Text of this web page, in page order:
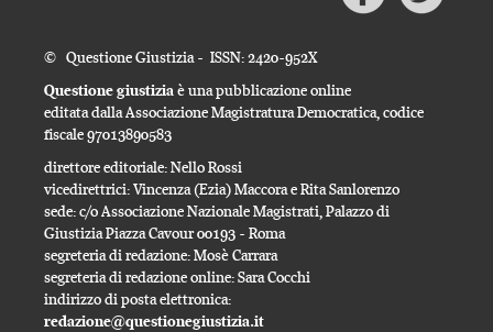
© Questione Giustizia - ISSN: 2420-952X
Questione giustiziaè una pubblicazione online
editata dalla Associazione Magistratura Democratica, codice
fiscale 97013890583
direttore editoriale: Nello Rossi
vicedirettrici: Vincenza (Ezia) Maccora e Rita Sanlorenzo
sede: c/o Associazione Nazionale Magistrati, Palazzo di
Giustizia Piazza Cavour 00193 - Roma
segreteria di redazione: Mosè Carrara
segreteria di redazione online: Sara Cocchi
indirizzo di posta elettronica:
redazione@questionegiustizia.it